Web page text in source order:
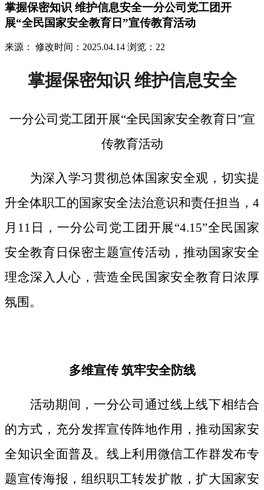
掌握保密知识 维护信息安全一分公司党工团开
展“全民国家安全教育日”宣传教育活动
来源： 修改时间：2025.04.14 浏览：22
掌握保密知识 维护信息安全
一分公司党工团开展“全民国家安全教育日”宣
传教育活动
为深入学习贯彻总体国家安全观，切实提
升全体职工的国家安全法治意识和责任担当， 4
月11日，一分公司党工团开展“4.15”全民国家
安全教育日保密主题宣传活动，推动国家安全
理念深入人心，营造全民国家安全教育日浓厚
氛围。
多维宣传筑牢安全防线
活动期间， 一分公司通过线上线下相结合
的方式， 充分发挥宣传阵地作用，推动国家安
全知识全面普及。线上利用微信工作群发布专
题宣传海报，组织职工转发扩散，扩大国家安